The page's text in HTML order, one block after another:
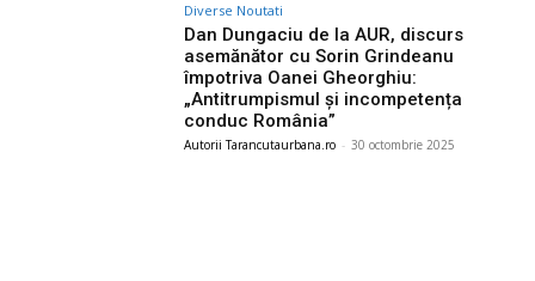
Diverse Noutati
Dan Dungaciu de la AUR, discurs
asemănător cu Sorin Grindeanu
împotriva Oanei Gheorghiu:
„Antitrumpismul și incompetența
conduc România”
Autorii Tarancutaurbana.ro - 30 octombrie 2025